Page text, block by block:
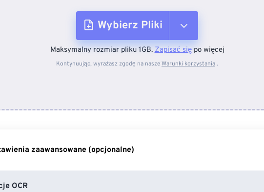
Wybierz Pliki
Z urządzenia
Maksymalny rozmiar pliku 1GB.Zapisać siępo więcej
Kontynuując, wyrażasz zgodę na naszeWarunki korzystania.
zaawansowane (opcjonalne)
OCR